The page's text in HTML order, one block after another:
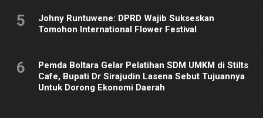
5
Johny Runtuwene: DPRD Wajib Sukseskan
Tomohon International Flower Festival
6
Pemda Boltara Gelar Pelatihan SDM UMKM di Stilts
Cafe, Bupati Dr Sirajudin Lasena Sebut Tujuannya
Untuk Dorong Ekonomi Daerah